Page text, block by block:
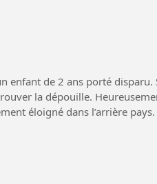
de 2 ans porté disparu.
la dépouille.
dans l’arrière pays. #Pologne